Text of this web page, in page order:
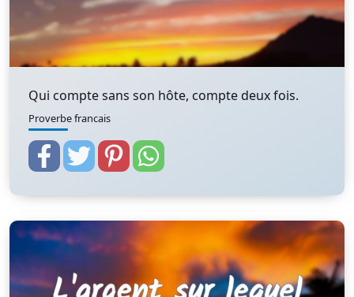
Qui compte sans son hôte, compte deux fois.
Proverbe francais